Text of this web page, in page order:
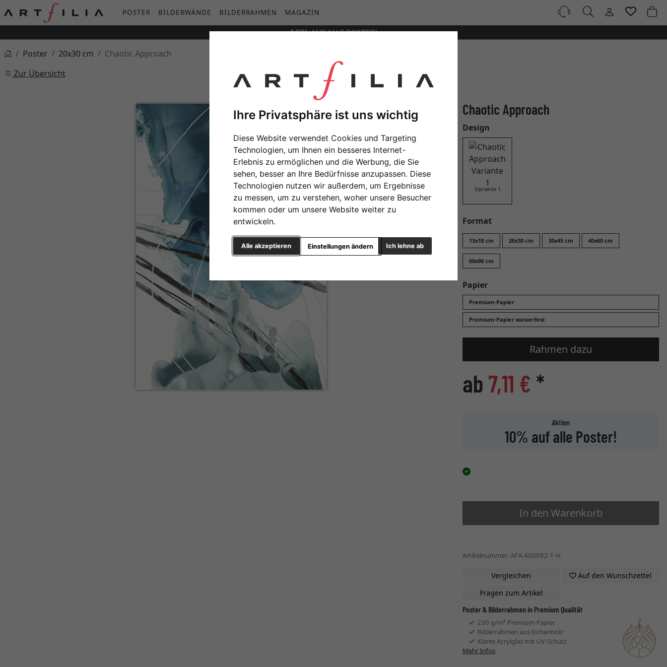
Ihre Privatsphäre ist uns wichtig
Diese Website verwendet Cookies und Targeting
Technologien, um Ihnen ein besseres Internet-
Erlebnis zu ermöglichen und die Werbung, die Sie
sehen, besser an Ihre Bedürfnisse anzupassen. Diese
Technologien nutzen wir außerdem, um Ergebnisse
zu messen, um zu verstehen, woher unsere Besucher
kommen oder um unsere Website weiter zu
entwickeln.
Alle akzeptieren Ich lehne ab
Einstellungen ändern
POSTER BILDERWÄNDE BILDERRAHMEN MAGAZIN
10%AUFALLEPOSTER!
Poster
20x30 cm
Chaotic Approach
Zur Übersicht
Chaotic Approach
Design
Variante 1
Format
13x18 cm 20x30 cm 30x45 cm 40x60 cm
60x90 cm
Papier
Premium-Papier
Premium-Papier wasserfest
Rahmen dazu
ab 7,11 € *
Aktion
10% auf alle Poster!
In den Warenkorb
Artikelnummer: AFA-400092-1-H
Vergleichen
Auf den Wunschzettel
Fragen zum Artikel
Poster & Bilderrahmen in Premium Qualität
230 g/m² Premium-Papier
Bilderrahmen aus Eichenholz
Klares Acrylglas mit UV-Schutz
Mehr Infos